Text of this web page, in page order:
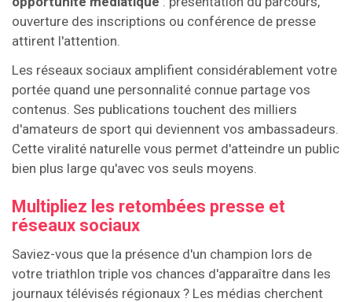
ouverture des inscriptions ou conférence de presse
attirent l'attention.
Les réseaux sociaux amplifient considérablement votre
portée quand une personnalité connue partage vos
contenus. Ses publications touchent des milliers
d'amateurs de sport qui deviennent vos ambassadeurs.
Cette viralité naturelle vous permet d'atteindre un public
bien plus large qu'avec vos seuls moyens.
Multipliez les retombées presse et
réseaux sociaux
Saviez-vous que la présence d'un champion lors de
votre triathlon triple vos chances d'apparaître dans les
journaux télévisés régionaux ? Les médias cherchent